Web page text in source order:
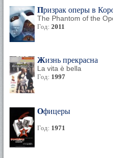
Призрак оперы в
The Phantom of the
Год: 2011
Жизнь прекрасна
La vita è bella
Год: 1997
Офицеры
Год: 1971